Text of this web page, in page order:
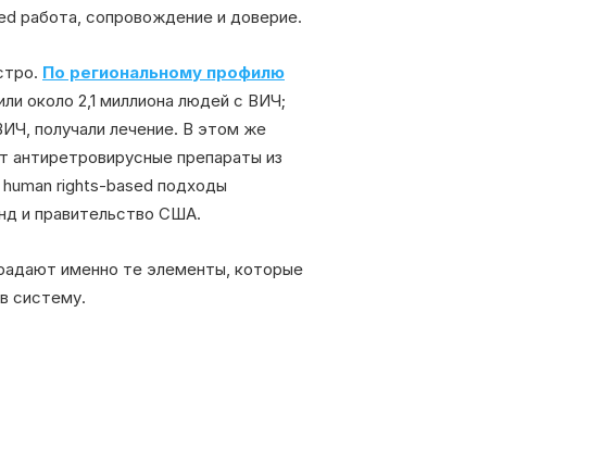
работа, сопровождение и доверие.
По региональному профилю
около 2,1 миллиона людей с ВИЧ;
получали лечение. В этом же
антиретровирусные препараты из
rights-based подходы
и правительство США.
именно те элементы, которые
систему.